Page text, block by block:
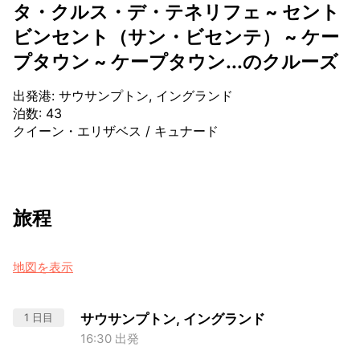
タ・クルス・デ・テネリフェ ~ セント
ビンセント（サン・ビセンテ） ~ ケー
プタウン ~ ケープタウン...のクルーズ
出発港: サウサンプトン, イングランド
泊数: 43
クイーン・エリザベス / キュナード
旅程
地図を表示
1 日目 サウサンプトン, イングランド
16:30 出発